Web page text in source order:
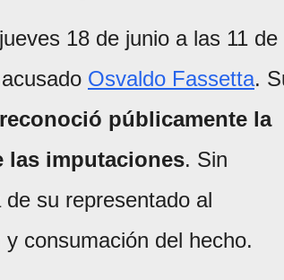
18 de junio a las 11 de
Osvaldo Fassetta.
públicamente la
las imputaciones. Sin
su representado al
consumación del hecho.